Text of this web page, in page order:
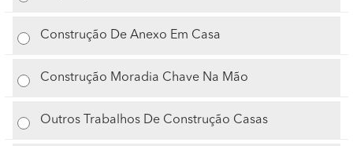
Construção De Anexo Em Casa
Construção Moradia Chave Na Mão
Outros Trabalhos De Construção Casas